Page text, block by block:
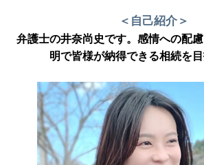
＜自己紹介＞
弁護士の井奈尚史です。感情への配
明で皆様が納得できる相続を目